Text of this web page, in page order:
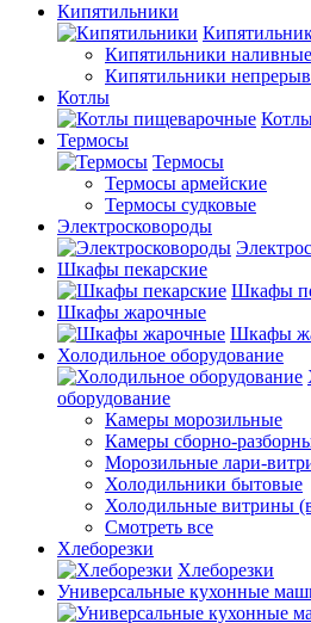
Кипятильники
Кипятильники наливные
Кипятильники
Котлы
Термосы
Термосы
Термосы армейские
Термосы судковые
Электросковороды
Шкафы пекарские
Шкафы
Шкафы жарочные
Шкафы
Холодильное оборудование
оборудование
Камеры морозильные
Камеры сборно-
Морозильные лари-
Холодильники бытовые
Холодильные витрины
Смотреть все
Хлеборезки
Хлеборезки
Универсальные кухонные